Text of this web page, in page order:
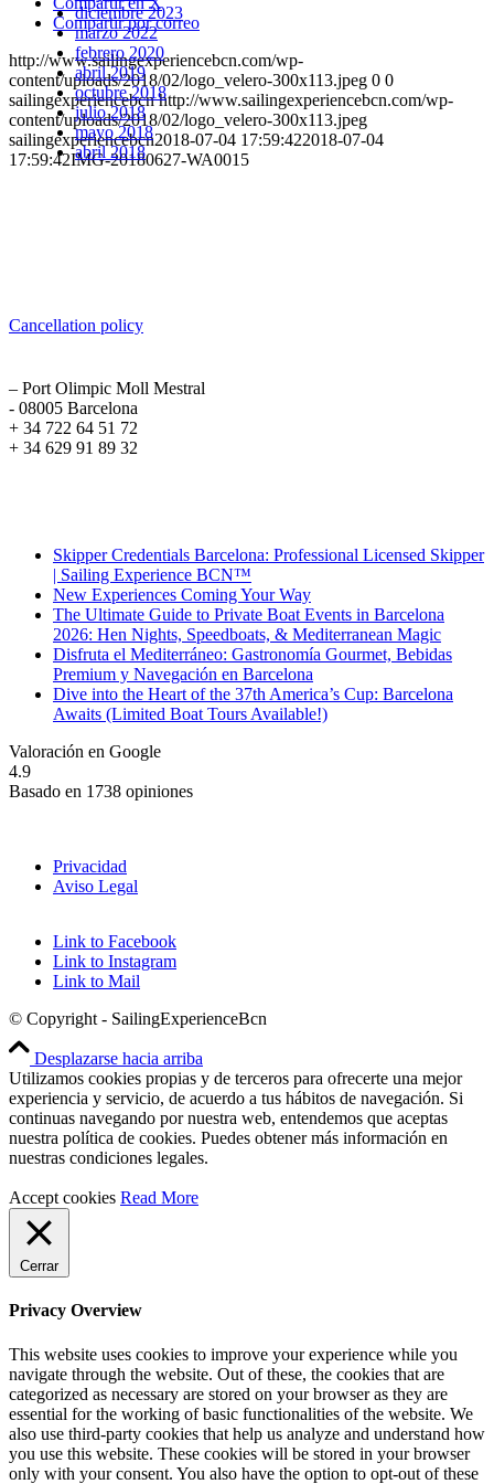
Compartir por correo
http://www.sailingexperiencebcn.com/wp-
content/uploads/2018/02/logo_velero-300x113.jpeg 0 0
sailingexperiencebcn http://www.sailingexperiencebcn.com/wp-
content/uploads/2018/02/logo_velero-300x113.jpeg
sailingexperiencebcn2018-07-04 17:59:422018-07-04
17:59:42IMG-20180627-WA0015
diciembre 2023
marzo 2022
febrero 2020
abril 2019
octubre 2018
julio 2018
mayo 2018
abril 2018
Skipper Credentials Barcelona: Professional Licensed Skipper
| Sailing Experience BCN™
New Experiences Coming Your Way
The Ultimate Guide to Private Boat Events in Barcelona
2026: Hen Nights, Speedboats, & Mediterranean Magic
Disfruta el Mediterráneo: Gastronomía Gourmet, Bebidas
Premium y Navegación en Barcelona
Dive into the Heart of the 37th America’s Cup: Barcelona
Awaits (Limited Boat Tours Available!)
Valoración en Google
4.9
Basado en 1738 opiniones
Cancellation policy
– Port Olimpic Moll Mestral
- 08005 Barcelona
+ 34 722 64 51 72
+ 34 629 91 89 32
© Copyright - SailingExperienceBcn
Link to Facebook
Link to Instagram
Link to Mail
Privacidad
Aviso Legal
Desplazarse hacia arriba
Utilizamos cookies propias y de terceros para ofrecerte una mejor
experiencia y servicio, de acuerdo a tus hábitos de navegación. Si
continuas navegando por nuestra web, entendemos que aceptas
nuestra política de cookies. Puedes obtener más información en
nuestras condiciones legales.
Accept cookies Read More
Cerrar
Privacy Overview
This website uses cookies to improve your experience while you
navigate through the website. Out of these, the cookies that are
categorized as necessary are stored on your browser as they are
essential for the working of basic functionalities of the website. We
also use third-party cookies that help us analyze and understand how
you use this website. These cookies will be stored in your browser
only with your consent. You also have the option to opt-out of these